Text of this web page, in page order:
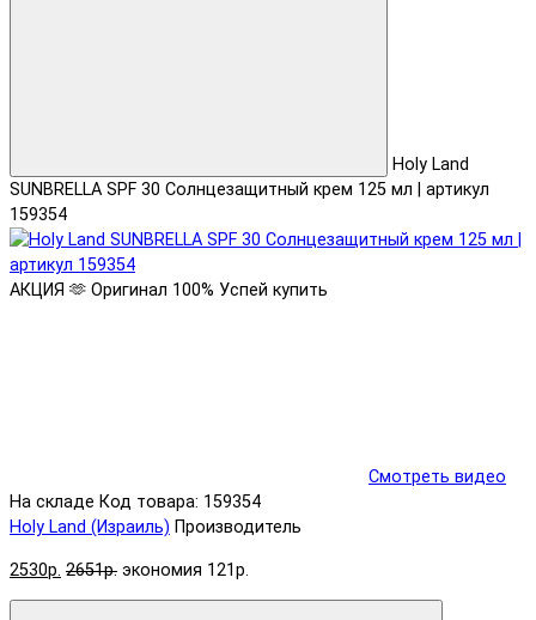
Holy Land
SUNBRELLA SPF 30 Солнцезащитный крем 125 мл | артикул
159354
АКЦИЯ 🫶 Оригинал 100% Успей купить
Смотреть видео
На складе Код товара: 159354
Holy Land (Израиль) Производитель
2530р. 2651р. экономия 121р.